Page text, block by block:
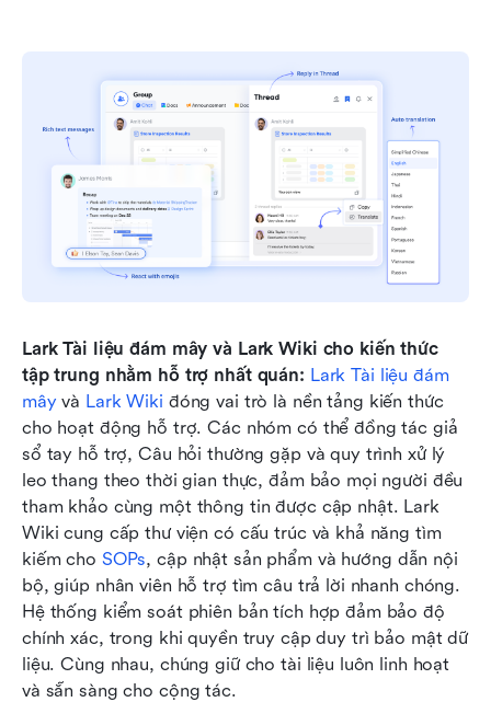
Lark Tài liệu đám mây và Lark Wiki cho kiến thức
tập trung nhằm hỗ trợ nhất quán: Lark Tài liệu đám
mây và Lark Wiki đóng vai trò là nền tảng kiến thức
cho hoạt động hỗ trợ. Các nhóm có thể đồng tác giả
sổ tay hỗ trợ, Câu hỏi thường gặp và quy trình xử lý
leo thang theo thời gian thực, đảm bảo mọi người đều
tham khảo cùng một thông tin được cập nhật. Lark
Wiki cung cấp thư viện có cấu trúc và khả năng tìm
kiếm cho SOPs, cập nhật sản phẩm và hướng dẫn nội
bộ, giúp nhân viên hỗ trợ tìm câu trả lời nhanh chóng.
Hệ thống kiểm soát phiên bản tích hợp đảm bảo độ
chính xác, trong khi quyền truy cập duy trì bảo mật dữ
liệu. Cùng nhau, chúng giữ cho tài liệu luôn linh hoạt
và sẵn sàng cho cộng tác.